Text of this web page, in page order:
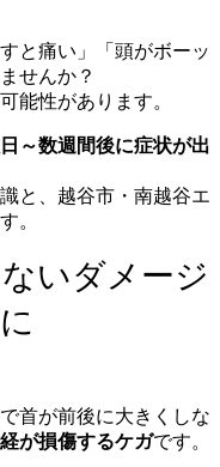
と痛い」「頭がボーッ
せんか？
能性があります。
～数週間後に症状が出
と、越谷市・南越谷エ
。
いダメージ
首が前後に大きくしな
が損傷するケガです。